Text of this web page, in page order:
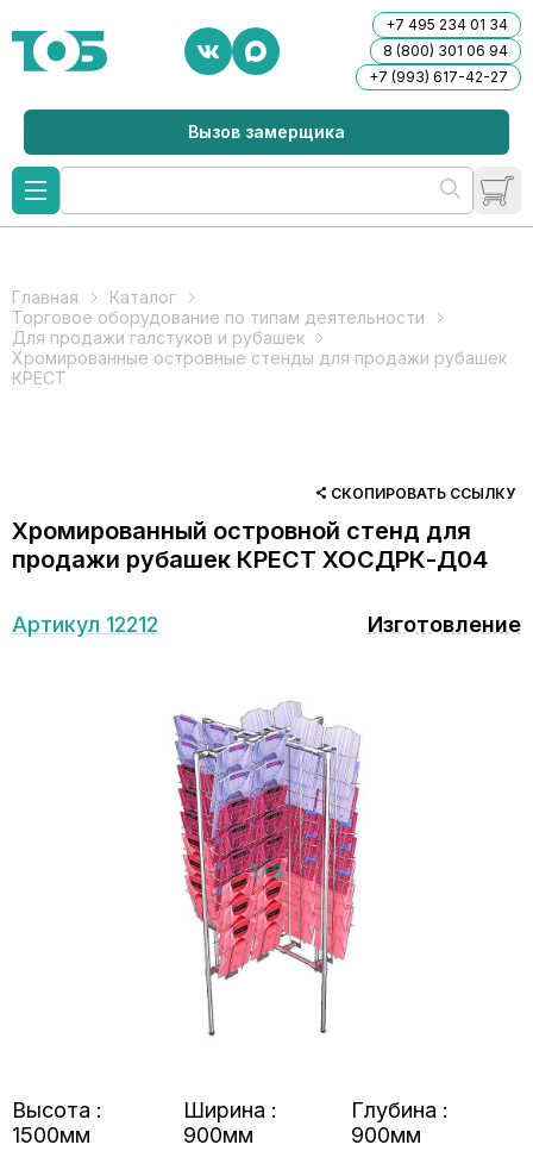
+7 495 234 01 34
8 (800) 301 06 94
+7 (993) 617-42-27
Вызов замерщика
Главная
Каталог
Торговое оборудование по типам деятельности
Для продажи галстуков и рубашек
Хромированные островные стенды для продажи рубашек
КРЕСТ
СКОПИРОВАТЬ ССЫЛКУ
Хромированный островной стенд для
продажи рубашек КРЕСТ ХОСДРК-Д04
Артикул 12212 Изготовление
Высота :
1500мм
Ширина :
900мм
Глубина :
900мм